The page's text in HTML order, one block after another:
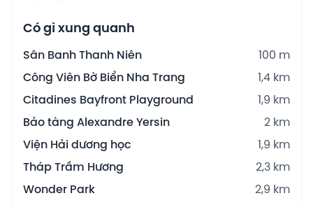
Có gì xung quanh
Sân Banh Thanh Niên
100 m
Công Viên Bờ Biển Nha Trang
1,4 km
Citadines Bayfront Playground
1,9 km
Bảo tàng Alexandre Yersin
2 km
Viện Hải dương học
1,9 km
Tháp Trầm Hương
2,3 km
Wonder Park
2,9 km